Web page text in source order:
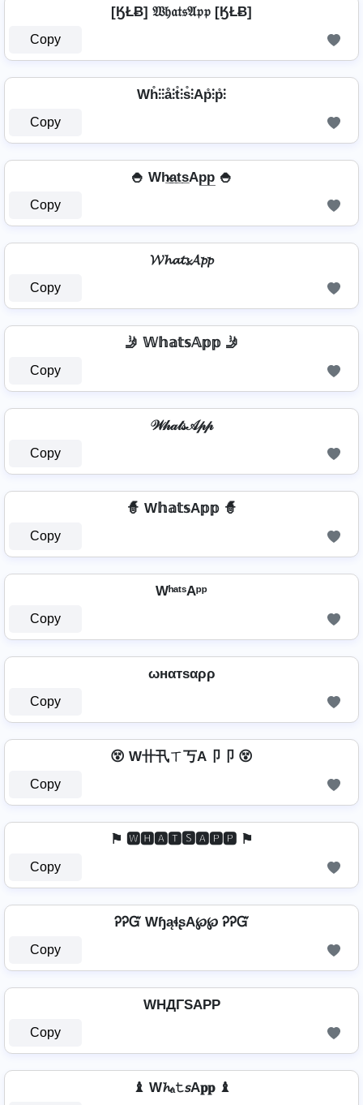
[ӃŁɃ] 𝔚𝔥𝔞𝔱𝔰𝔄𝔭𝔭 [ӃŁɃ]
Copy
Wh̊⫶⫶å⫶t̊⫶s̊⫶Ap̊⫶p̊⫶
Copy
🍚 Wh̷̲a̲t̲s̲Ap̲p̲ 🍚
Copy
𝓦𝓱𝓪𝓽𝓼𝓐𝓹𝓹
Copy
🤳 𝕎𝕙𝕒𝕥𝕤𝔸𝕡𝕡 🤳
Copy
𝒲𝒽𝒶𝓉𝓈𝒜𝓅𝓅
Copy
🧙 W𝕙𝕒𝕥𝕤A𝕡𝕡 🧙
Copy
WʰᵃᵗˢAᵖᵖ
Copy
ωнαтѕαρρ
Copy
😵 W卄卂ㄒ丂A卩卩 😵
Copy
⚑ 🆆🅷🅰🆃🆂🅰🅿🅿 ⚑
Copy
ᎮᎮᏳ WɧąɬʂA℘℘ ᎮᎮᏳ
Copy
WHДΓSAPP
Copy
♝ W𝓱ₐ𝚝𝘴A𝐩𝐩 ♝